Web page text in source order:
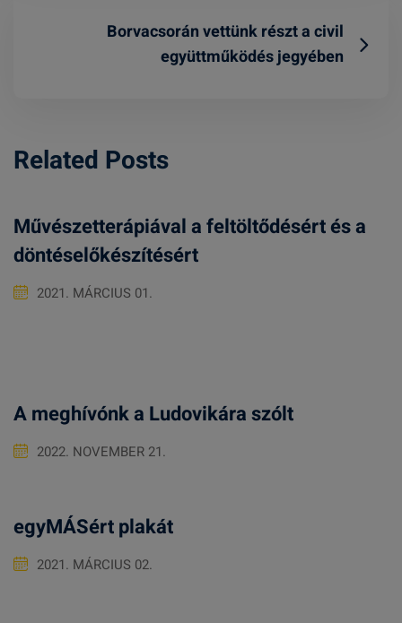
Borvacsorán vettünk részt a civil
együttműködés jegyében
Related Posts
Művészetterápiával a feltöltődésért és a
döntéselőkészítésért
2021. MÁRCIUS 01.
A meghívónk a Ludovikára szólt
2022. NOVEMBER 21.
egyMÁSért plakát
2021. MÁRCIUS 02.